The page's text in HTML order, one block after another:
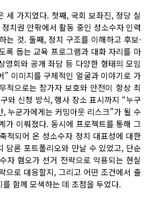
세 가지였다. 첫째, 국회 보좌진, 정당 실
치권 안팎에서 활동 중인 성소수자 인력
는 것. 둘째, 정치 구조를 이해하고 후보·
록 돕는 교육 프로그램과 대화 자리를 마
영회와 공개 좌담 등 다양한 형태의 모임
” 이미지를 구체적인 얼굴과 이야기로 가
적으로는 참가자 보호와 안전이 항상 최
와 신청 방식, 행사 장소 표시까지 “누구
누군가에게는 커밍아웃 리스크”가 될 수
가 이뤄졌다. 동시에 프로젝트를 통해 그
적되어 온 성소수자 정치 대표성에 대한
담론 포트폴리오와 만날 수 있었고, 단순
자 혐오가 선거 전략으로 악용되는 현실
으로 대응할지, 그리고 어떤 조건에서 출
함께 모색하는 데 초점을 두었다.